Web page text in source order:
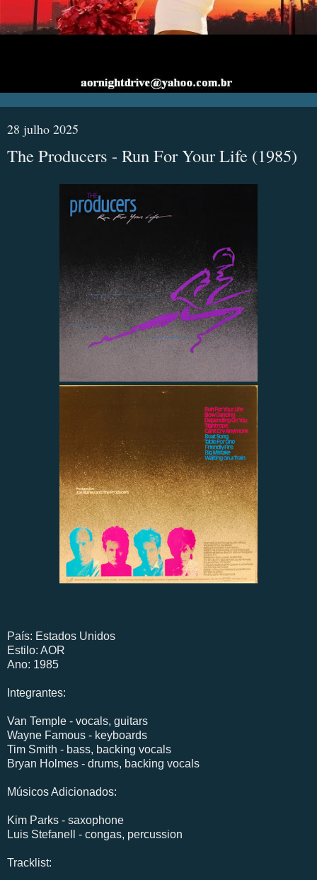
28 julho 2025
The Producers - Run For Your Life (1985)
País: Estados Unidos
Estilo: AOR
Ano: 1985
Integrantes:
Van Temple - vocals, guitars
Wayne Famous - keyboards
Tim Smith - bass, backing vocals
Bryan Holmes - drums, backing vocals
Músicos Adicionados:
Kim Parks - saxophone
Luis Stefanell - congas, percussion
Tracklist: